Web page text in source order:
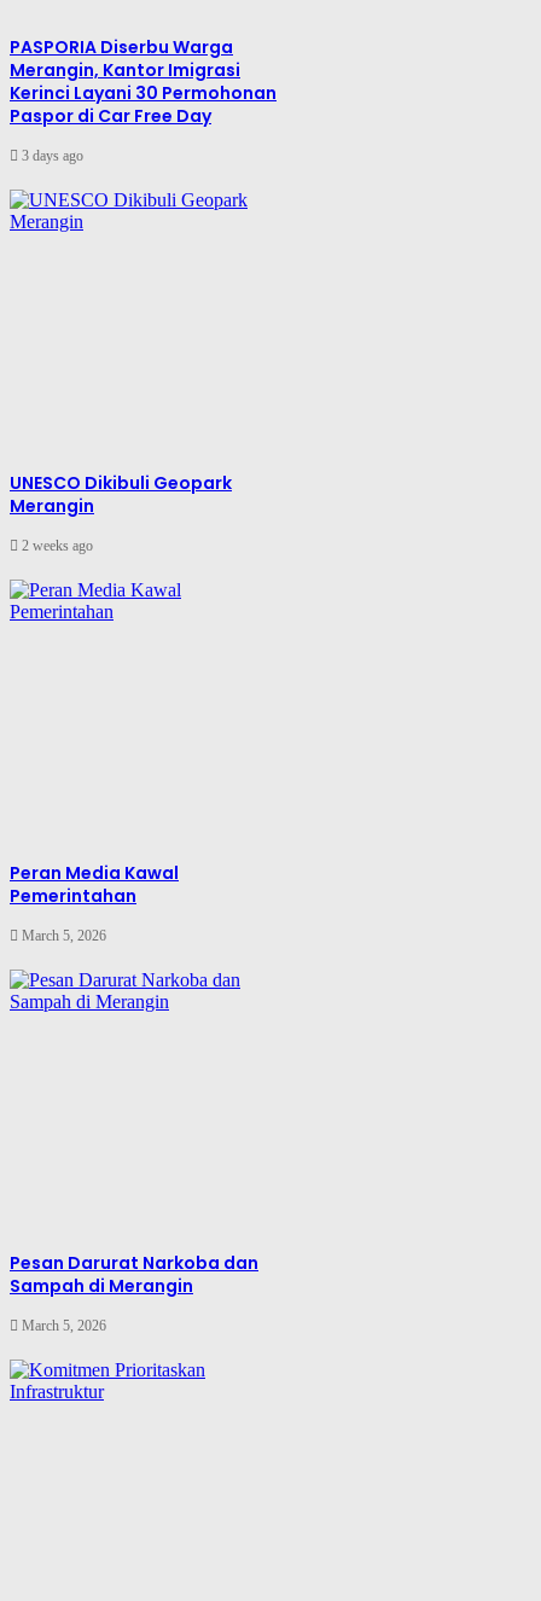
PASPORIA Diserbu Warga
Merangin, Kantor Imigrasi
Kerinci Layani 30 Permohonan
Paspor di Car Free Day
3 days ago
UNESCO Dikibuli Geopark
Merangin
2 weeks ago
Peran Media Kawal
Pemerintahan
March 5, 2026
Pesan Darurat Narkoba dan
Sampah di Merangin
March 5, 2026